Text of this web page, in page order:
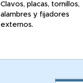
Clavos, placas, tornillos,
alambres y fijadores
externos.